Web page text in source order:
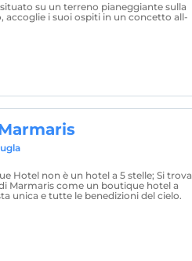
su un terreno pianeggiante sulla
accoglie i suoi ospiti in un concetto all-
Hotel non è un hotel a 5 stelle; Si trova
Marmaris come un boutique hotel a
unica e tutte le benedizioni del cielo.